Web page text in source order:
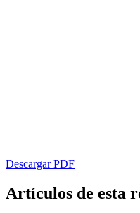
Descargar PDF
Artículos de esta